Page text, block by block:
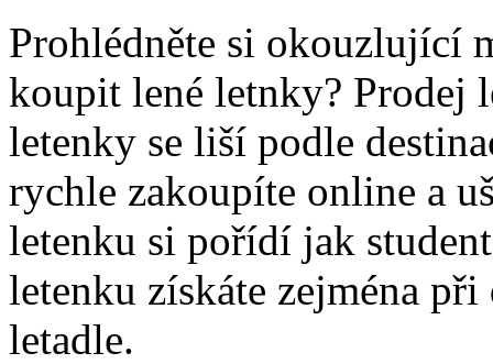
Prohlédněte si okouzlující
koupit lené letnky? Prodej
letenky se liší podle
rychle zakoupíte online a
letenku si pořídí jak
letenku získáte zejména
letadle.